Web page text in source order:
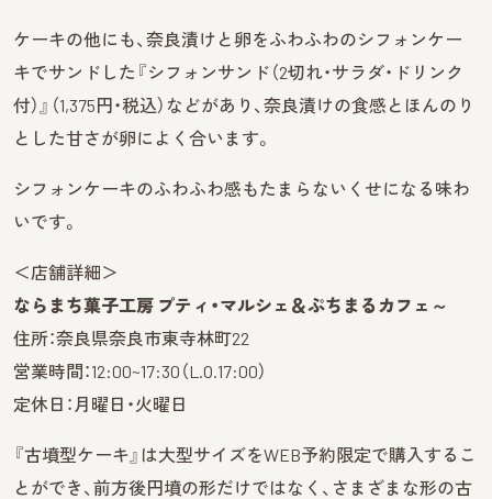
ケーキの他にも、奈良漬けと卵をふわふわのシフォンケー
キでサンドした『シフォンサンド（2切れ・サラダ・ドリンク
付）』（1,375円・税込）などがあり、奈良漬けの食感とほんのり
とした甘さが卵によく合います。
シフォンケーキのふわふわ感もたまらないくせになる味わ
いです。
＜店舗詳細＞
ならまち菓子工房 プティ・マルシェ＆ぷちまるカフェ～
住所：奈良県奈良市東寺林町22
営業時間：12:00~17:30（L.O.17:00）
定休日：月曜日・火曜日
『古墳型ケーキ』は大型サイズをWEB予約限定で購入するこ
とができ、前方後円墳の形だけではなく、さまざまな形の古